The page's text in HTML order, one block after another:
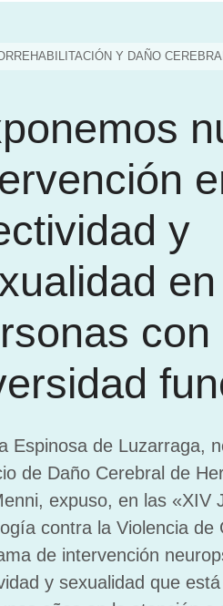
Y DAÑO
y
en
con
Espinosa de Luzarraga,
de Daño Cerebral de
expuso, en las «XIV
contra la Violencia de
de intervención
y sexualidad que